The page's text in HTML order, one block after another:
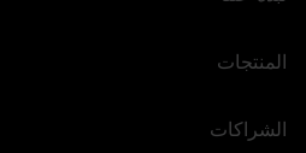
المنتجات
الشراكات